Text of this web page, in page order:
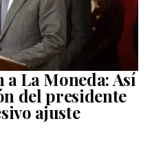
La Moneda: Así
del presidente
ajuste